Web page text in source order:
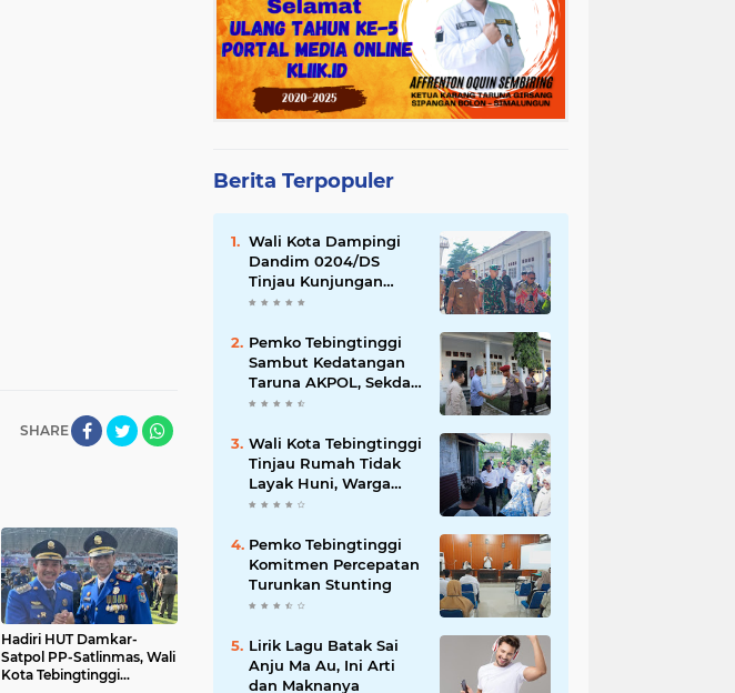
SHARE
Hadiri HUT Damkar-
Satpol PP-Satlinmas, Wali
Kota Tebingtinggi
Berita Terpopuler
Wali Kota Dampingi
Dandim 0204/DS
Tinjau Kunjungan
Taruna AKPOL di
Tebingtinggi
Pemko Tebingtinggi
Sambut Kedatangan
Taruna AKPOL, Sekda:
Jadikan Momen
Wali Kota Tebingtinggi
Tinjau Rumah Tidak
Layak Huni, Warga
Sampaikan Apresiasi
Pemko Tebingtinggi
Komitmen Percepatan
Turunkan Stunting
Lirik Lagu Batak Sai
Anju Ma Au, Ini Arti
dan Maknanya